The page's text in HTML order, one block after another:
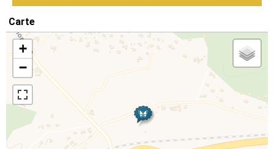
Carte
+
−